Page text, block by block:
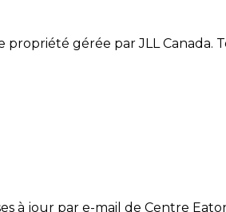
gérée par JLL Canada.
à jour par e-mail de Centre